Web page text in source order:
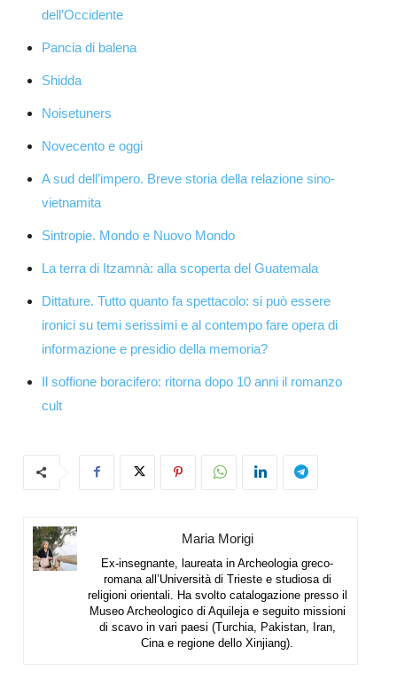
dell’Occidente
Pancia di balena
Shidda
Noisetuners
Novecento e oggi
A sud dell’impero. Breve storia della relazione sino-
vietnamita
Sintropie. Mondo e Nuovo Mondo
La terra di Itzamnà: alla scoperta del Guatemala
Dittature. Tutto quanto fa spettacolo: si può essere
ironici su temi serissimi e al contempo fare opera di
informazione e presidio della memoria?
Il soffione boracifero: ritorna dopo 10 anni il romanzo
cult
Maria Morigi
Ex-insegnante, laureata in Archeologia greco-
romana all’Università di Trieste e studiosa di
religioni orientali. Ha svolto catalogazione presso il
Museo Archeologico di Aquileja e seguito missioni
di scavo in vari paesi (Turchia, Pakistan, Iran,
Cina e regione dello Xinjiang).